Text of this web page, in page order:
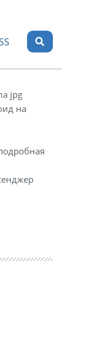
jpg
на